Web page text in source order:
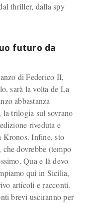
thriller, dalla spy
futuro da
di Federico II,
sarà la volta de La
abbastanza
la trilogia sul sovrano
riveduta e
Kronos. Infine, sto
dovrebbe (tempo
Qua e là devo
qui in Sicilia,
articoli e racconti.
brevi usciranno per